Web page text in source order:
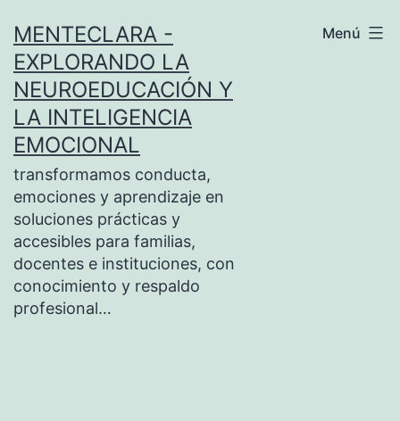
contenido
MENTECLARA -
EXPLORANDO LA
NEUROEDUCACIÓN Y
LA INTELIGENCIA
EMOCIONAL
transformamos conducta,
emociones y aprendizaje en
soluciones prácticas y
accesibles para familias,
docentes e instituciones, con
conocimiento y respaldo
profesional…
Menú